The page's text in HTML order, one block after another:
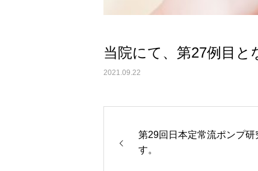
当院にて、第27例目と
2021.09.22
第29回日本定常流ポンプ
す。